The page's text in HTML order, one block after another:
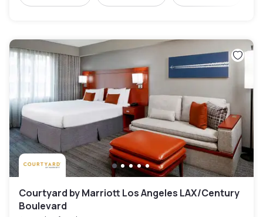
Courtyard by Marriott Los Angeles LAX/Century
Boulevard